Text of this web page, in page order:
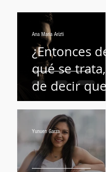
¿Entonces de
qué se trata,
de decir que
todos los
hombres son
unos
pendejos?
Ana Maria Arizti
Yunuen Garza